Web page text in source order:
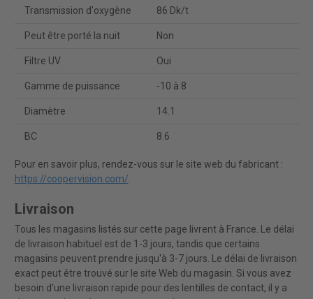
Transmission d'oxygène 86 Dk/t
Peut être porté la nuit Non
Filtre UV Oui
Gamme de puissance -10 à 8
Diamètre 14.1
BC 8.6
Pour en savoir plus, rendez-vous sur le site web du fabricant :
https://coopervision.com/.
Livraison
Tous les magasins listés sur cette page livrent à France. Le délai
de livraison habituel est de 1-3 jours, tandis que certains
magasins peuvent prendre jusqu'à 3-7 jours. Le délai de livraison
exact peut être trouvé sur le site Web du magasin. Si vous avez
besoin d'une livraison rapide pour des lentilles de contact, il y a